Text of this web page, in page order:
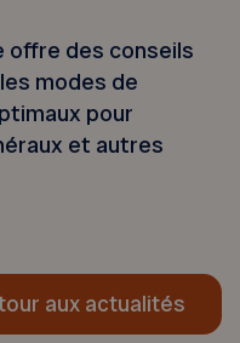
offre des conseils
modes de
pour
et autres
aux actualités